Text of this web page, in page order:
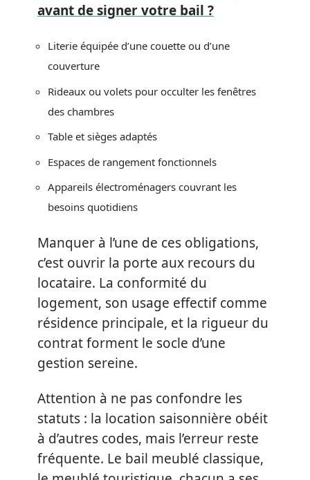
avant de signer votre bail ?
Literie équipée d’une couette ou d’une
couverture
Rideaux ou volets pour occulter les fenêtres
des chambres
Table et sièges adaptés
Espaces de rangement fonctionnels
Appareils électroménagers couvrant les
besoins quotidiens
Manquer à l’une de ces obligations,
c’est ouvrir la porte aux recours du
locataire. La conformité du
logement, son usage effectif comme
résidence principale, et la rigueur du
contrat forment le socle d’une
gestion sereine.
Attention à ne pas confondre les
statuts : la location saisonnière obéit
à d’autres codes, mais l’erreur reste
fréquente. Le bail meublé classique,